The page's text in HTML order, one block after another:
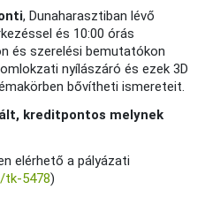
, Dunaharasztiban lévő
és 10:00 órás
és szerelési bemutatókon
nyílászáró és ezek 3D
bővítheti ismereteit.
kreditpontos melynek
elérhető a pályázati
tk-5478)